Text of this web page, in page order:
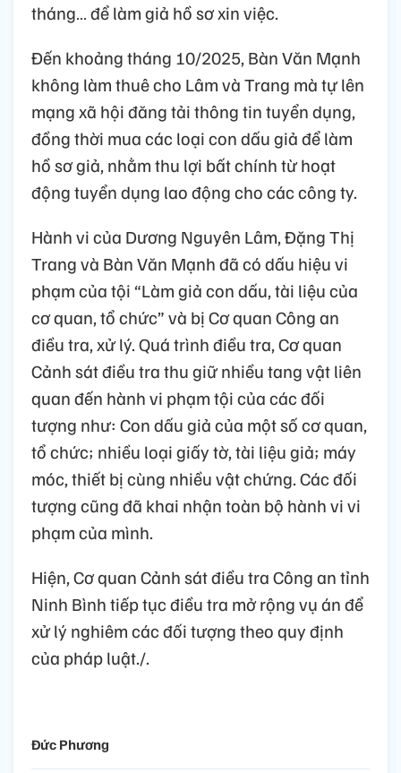
tháng… để làm giả hồ sơ xin việc.
Đến khoảng tháng 10/2025, Bàn Văn Mạnh
không làm thuê cho Lâm và Trang mà tự lên
mạng xã hội đăng tải thông tin tuyển dụng,
đồng thời mua các loại con dấu giả để làm
hồ sơ giả, nhằm thu lợi bất chính từ hoạt
động tuyển dụng lao động cho các công ty.
Hành vi của Dương Nguyên Lâm, Đặng Thị
Trang và Bàn Văn Mạnh đã có dấu hiệu vi
phạm của tội “Làm giả con dấu, tài liệu của
cơ quan, tổ chức” và bị Cơ quan Công an
điều tra, xử lý. Quá trình điều tra, Cơ quan
Cảnh sát điều tra thu giữ nhiều tang vật liên
quan đến hành vi phạm tội của các đối
tượng như: Con dấu giả của một số cơ quan,
tổ chức; nhiều loại giấy tờ, tài liệu giả; máy
móc, thiết bị cùng nhiều vật chứng. Các đối
tượng cũng đã khai nhận toàn bộ hành vi vi
phạm của mình.
Hiện, Cơ quan Cảnh sát điều tra Công an tỉnh
Ninh Bình tiếp tục điều tra mở rộng vụ án để
xử lý nghiêm các đối tượng theo quy định
của pháp luật./.
Đức Phương